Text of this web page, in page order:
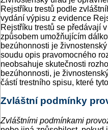
Rejstříku trestů podle
vydání výpisu z evidence
Rejstříku trestů se předávají
způsobem umožňujícím
bezúhonnosti je
soudu opis pravomocného
neobsahuje skutečnosti
bezúhonnosti, je
částí trestního spisu, které
Zvláštní podmínky
Zvláštními podmínkami